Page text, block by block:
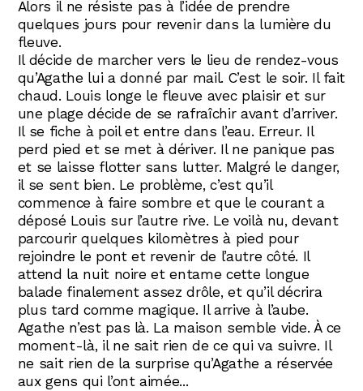
Alors il ne résiste pas à l’idée de prendre
quelques jours pour revenir dans la lumière du
fleuve.
Il décide de marcher vers le lieu de rendez-vous
qu’Agathe lui a donné par mail. C’est le soir. Il fait
chaud. Louis longe le fleuve avec plaisir et sur
une plage décide de se rafraîchir avant d’arriver.
Il se fiche à poil et entre dans l’eau. Erreur. Il
perd pied et se met à dériver. Il ne panique pas
et se laisse flotter sans lutter. Malgré le danger,
il se sent bien. Le problème, c’est qu’il
commence à faire sombre et que le courant a
déposé Louis sur l’autre rive. Le voilà nu, devant
parcourir quelques kilomètres à pied pour
rejoindre le pont et revenir de l’autre côté. Il
attend la nuit noire et entame cette longue
balade finalement assez drôle, et qu’il décrira
plus tard comme magique. Il arrive à l’aube.
Agathe n’est pas là. La maison semble vide. À ce
moment-là, il ne sait rien de ce qui va suivre. Il
ne sait rien de la surprise qu’Agathe a réservée
aux gens qui l’ont aimée...